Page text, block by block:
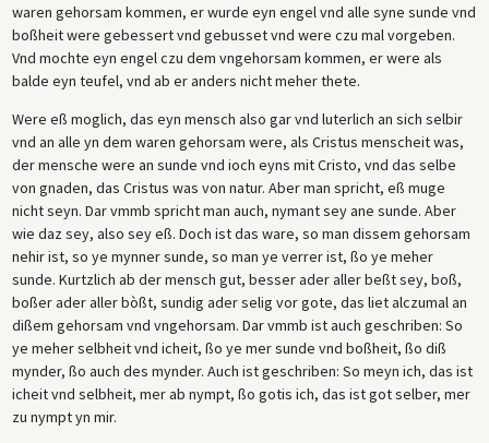
waren gehorsam kommen, er wurde eyn engel vnd alle syne sunde vnd
boßheit were gebessert vnd gebusset vnd were czu mal vorgeben.
Vnd mochte eyn engel czu dem vngehorsam kommen, er were als
balde eyn teufel, vnd ab er anders nicht meher thete.
Were eß moglich, das eyn mensch also gar vnd luterlich an sich selbir
vnd an alle yn dem waren gehorsam were, als Cristus menscheit was,
der mensche were an sunde vnd ioch eyns mit Cristo, vnd das selbe
von gnaden, das Cristus was von natur. Aber man spricht, eß muge
nicht seyn. Dar vmmb spricht man auch, nymant sey ane sunde. Aber
wie daz sey, also sey eß. Doch ist das ware, so man dissem gehorsam
nehir ist, so ye mynner sunde, so man ye verrer ist, ßo ye meher
sunde. Kurtzlich ab der mensch gut, besser ader aller beßt sey, boß,
boßer ader aller bòßt, sundig ader selig vor gote, das liet alczumal an
dißem gehorsam vnd vngehorsam. Dar vmmb ist auch geschriben: So
ye meher selbheit vnd icheit, ßo ye mer sunde vnd boßheit, ßo diß
mynder, ßo auch des mynder. Auch ist geschriben: So meyn ich, das ist
icheit vnd selbheit, mer ab nympt, ßo gotis ich, das ist got selber, mer
zu nympt yn mir.